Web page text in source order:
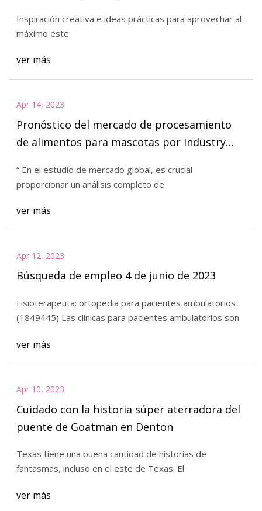
Inspiración creativa e ideas prácticas para aprovechar al
máximo este
ver más
Apr 14, 2023
Pronóstico del mercado de procesamiento
de alimentos para mascotas por Industry
“ En el estudio de mercado global, es crucial
proporcionar un análisis completo de
ver más
Apr 12, 2023
Búsqueda de empleo 4 de junio de 2023
Fisioterapeuta: ortopedia para pacientes ambulatorios
(1849445) Las clínicas para pacientes ambulatorios son
ver más
Apr 10, 2023
Cuidado con la historia súper aterradora del
puente de Goatman en Denton
Texas tiene una buena cantidad de historias de
fantasmas, incluso en el este de Texas. El
ver más